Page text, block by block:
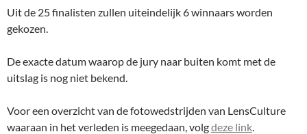
Uit de 25 finalisten zullen uiteindelijk 6 winnaars worden
gekozen.
De exacte datum waarop de jury naar buiten komt met de
uitslag is nog niet bekend.
Voor een overzicht van de fotowedstrijden van LensCulture
waaraan in het verleden is meegedaan, volgdeze link